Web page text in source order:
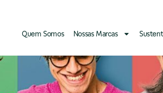
Quem Somos Nossas Marcas